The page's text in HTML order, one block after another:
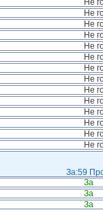
Не
Не
Не
Не
Не
Не
Не
Не
Не
Не
Не
Не
Не
Не
За:59
За
За
За